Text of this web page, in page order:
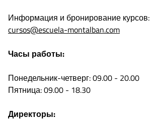
Информация и бронирование курсов:
cursos@escuela-montalban.com
Часы работы:
Понедельник-четверг: 09.00 - 20.00
Пятница: 09.00 - 18.30
Директоры: